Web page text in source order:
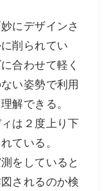
にデザインさ
削られてい
合わせて軽く
い姿勢で利用
解できる。
は２度上り下
ている。
をしていると
されるのか検